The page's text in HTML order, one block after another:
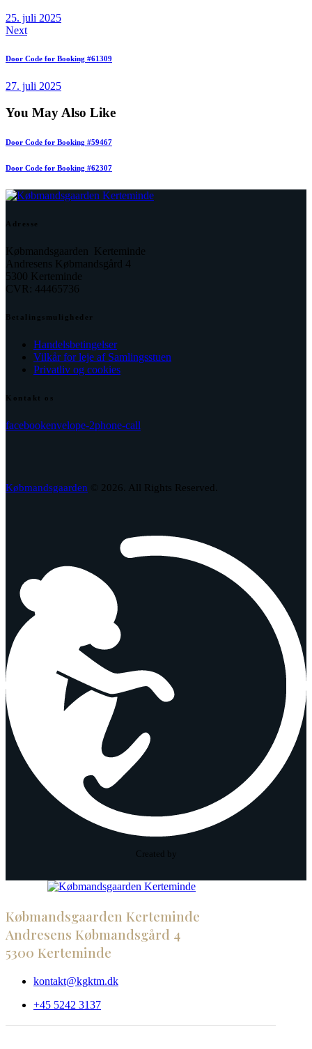
25. juli 2025
Next
Door Code for Booking #61309
27. juli 2025
You May Also Like
Door Code for Booking #59467
Door Code for Booking #62307
Adresse
Købmandsgaarden Kerteminde
Andresens Købmandsgård 4
5300 Kerteminde
CVR: 44465736
Betalingsmuligheder
Handelsbetingelser
Vilkår for leje af Samlingsstuen
Privatliv og cookies
Kontakt os
facebookenvelope-2phone-call
Købmandsgaarden © 2026. All Rights Reserved.
Created by
Købmandsgaarden Kerteminde
Andresens Købmandsgård 4
5300 Kerteminde
kontakt@kgktm.dk
+45 5242 3137